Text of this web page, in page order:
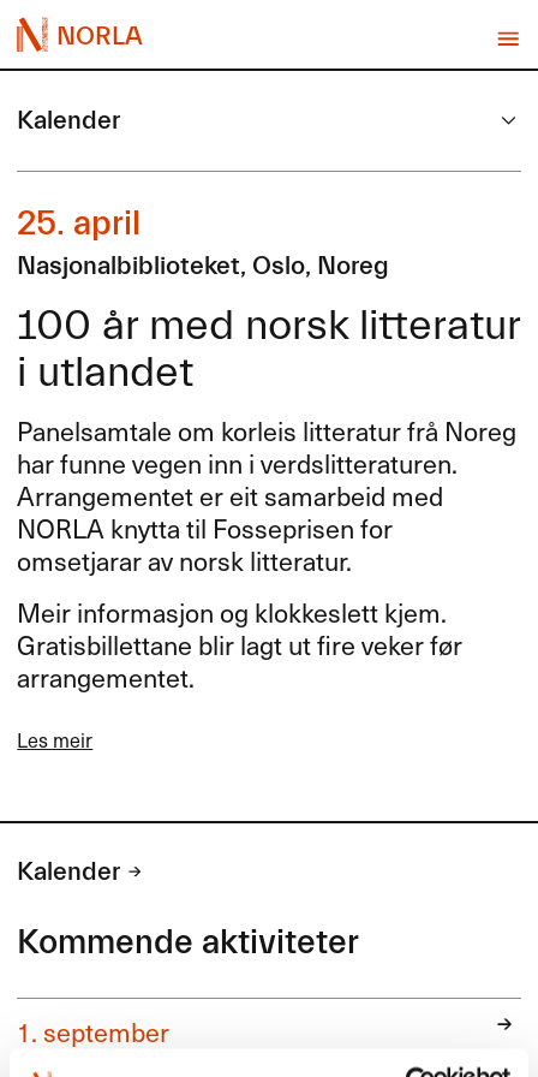
NORLA
Kalender
25. april
Nasjonalbiblioteket, Oslo, Noreg
100 år med norsk litteratur
i utlandet
Panelsamtale om korleis litteratur frå Noreg
har funne vegen inn i verdslitteraturen.
Arrangementet er eit samarbeid med
NORLAknytta til Fosseprisen for
omsetjarar av norsk litteratur.
Meir informasjon og klokkeslett kjem.
Gratisbillettane blir lagt ut fire veker før
arrangementet.
Les meir
Kalender
Kommende aktiviteter
1. september